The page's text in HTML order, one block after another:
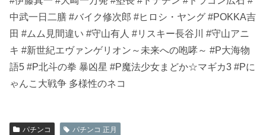
中武一日二膳 #バイク修次郎 #ヒロシ・ヤング #POKKA吉
田 #ムム見間違い #守山有人 #リスキー長谷川 #守山アニ
キ #新世紀エヴァンゲリオン～未来への咆哮～ #P大海物
語5 #P北斗の拳 暴凶星 #P魔法少女まどか☆マギカ3 #Pに
ゃんこ大戦争 多様性のネコ
パチンコ パチンコ 正月